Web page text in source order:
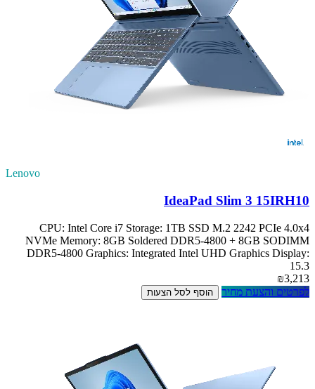
Lenovo
IdeaPad Slim 3 15IRH10
CPU: Intel Core i7 Storage: 1TB SSD M.2 2242 PCIe 4.0x4
NVMe Memory: 8GB Soldered DDR5-4800 + 8GB SODIMM
DDR5-4800 Graphics: Integrated Intel UHD Graphics Display:
15.3
₪3,213
לפרטים והצעת מחיר
הוסף לסל הצעות